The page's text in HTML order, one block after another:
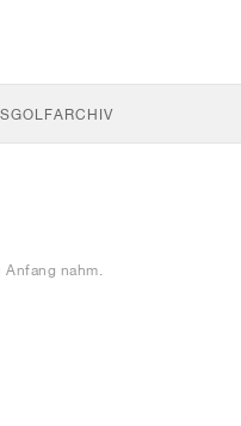
GOLFARCHIV
Anfang nahm.